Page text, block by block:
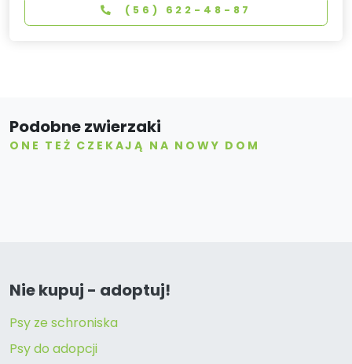
(56) 622-48-87
Podobne zwierzaki
ONE TEŻ CZEKAJĄ NA NOWY DOM
Nie kupuj - adoptuj!
Psy ze schroniska
Psy do adopcji